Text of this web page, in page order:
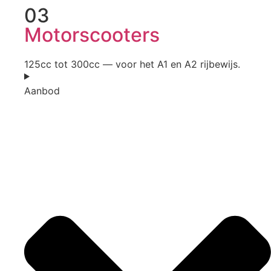
03
Motorscooters
125cc tot 300cc — voor het A1 en A2 rijbewijs.
Aanbod